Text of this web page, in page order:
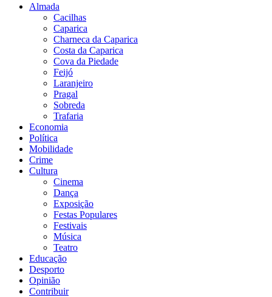
Almada
Cacilhas
Caparica
Charneca da Caparica
Costa da Caparica
Cova da Piedade
Feijó
Laranjeiro
Pragal
Sobreda
Trafaria
Economia
Política
Mobilidade
Crime
Cultura
Cinema
Dança
Exposição
Festas Populares
Festivais
Música
Teatro
Educação
Desporto
Opinião
Contribuir